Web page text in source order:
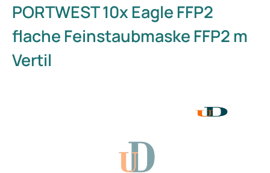
PORTWEST 10x Eagle FFP2
flache Feinstaubmaske FFP2 m
Vertil